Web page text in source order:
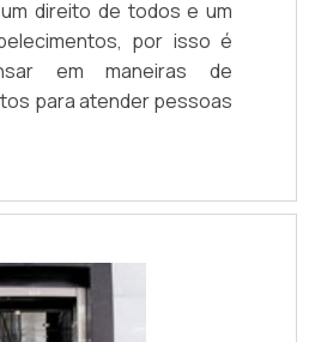
certificados
técnicas do país no
o maior prazer em
dúvidas.EMPRESA
MANUTENÇÃO DE
Techno Elevadores existe
em manutenção de
em itens como
residencial e elevadore
qualidade e excelente
direito de todos e um
por isso é
em maneiras de
para atender pessoas